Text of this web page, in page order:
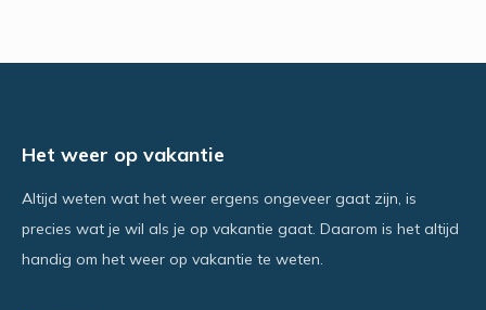
Het weer op vakantie
Altijd weten wat het weer ergens ongeveer gaat zijn, is
precies wat je wil als je op vakantie gaat. Daarom is het altijd
handig om het weer op vakantie te weten.